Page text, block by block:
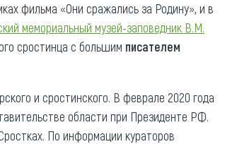
фильма «Они сражались за Родину», и в
мемориальный музей-заповедник В.М.
сростинца с большим писателем
и сростинского. В феврале 2020 года
области при Президенте РФ.
По информации кураторов